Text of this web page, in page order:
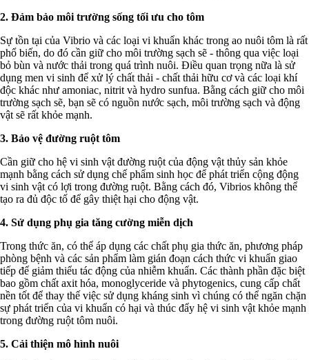
2. Đảm bảo môi trường sống tối ưu cho tôm
Sự tồn tại của Vibrio và các loại vi khuẩn khác trong ao nuôi tôm là rất
phổ biến, do đó cần giữ cho môi trường sạch sẽ - thông qua việc loại
bỏ bùn và nước thải trong quá trình nuôi. Điều quan trọng nữa là sử
dụng men vi sinh để xử lý chất thải - chất thải hữu cơ và các loại khí
độc khác như amoniac, nitrit và hydro sunfua. Bằng cách giữ cho môi
trường sạch sẽ, bạn sẽ có nguồn nước sạch, môi trường sạch và động
vật sẽ rất khỏe mạnh.
3. Bảo vệ đường ruột tôm
Cần giữ cho hệ vi sinh vật đường ruột của động vật thủy sản khỏe
mạnh bằng cách sử dụng chế phẩm sinh học để phát triển cộng động
vi sinh vật có lợi trong đường ruột. Bằng cách đó, Vibrios không thể
tạo ra đủ độc tố để gây thiệt hại cho động vật.
4. Sử dụng phụ gia tăng cường miễn dịch
Trong thức ăn, có thể áp dụng các chất phụ gia thức ăn, phương pháp
phòng bệnh và các sản phẩm làm gián đoạn cách thức vi khuẩn giao
tiếp để giảm thiểu tác động của nhiễm khuẩn. Các thành phần đặc biệt
bao gồm chất axit hóa, monoglyceride và phytogenics, cung cấp chất
nền tốt để thay thế việc sử dụng kháng sinh vì chúng có thể ngăn chặn
sự phát triển của vi khuẩn có hại và thúc đẩy hệ vi sinh vật khỏe mạnh
trong đường ruột tôm nuôi.
5. Cải thiện mô hình nuôi